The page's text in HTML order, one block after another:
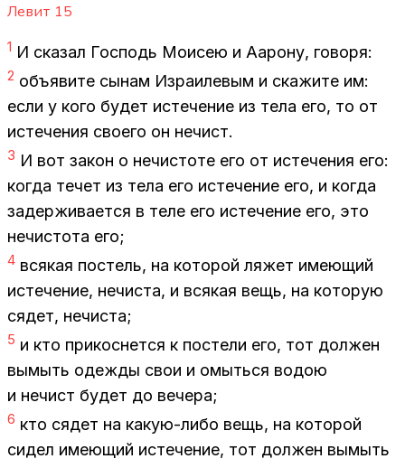
Левит 15
1 И ска­зал Гос­подь Мо­и­сею и Ааро­ну, го­во­ря:
2 объ­яви­те сы­нам Из­ра­и­ле­вым и ска­жи­те им:
если у кого бу­дет ис­те­че­ние из тела его, то от
ис­те­че­ния сво­е­го он нечист.
3 И вот за­кон о нечи­сто­те его от ис­те­че­ния его:
ко­гда те­чет из тела его ис­те­че­ние его, и ко­гда
за­дер­жи­ва­ет­ся в теле его ис­те­че­ние его, это
нечи­сто­та его;
4 вся­кая по­стель, на ко­то­рой ля­жет име­ю­щий
ис­те­че­ние, нечи­ста, и вся­кая вещь, на ко­то­рую
ся­дет, нечи­ста;
5 и кто при­кос­нет­ся к по­сте­ли его, тот дол­жен
вы­мыть одеж­ды свои и омыть­ся во­дою
и нечист бу­дет до ве­че­ра;
6 кто ся­дет на ка­кую-либо вещь, на ко­то­рой
си­дел име­ю­щий ис­те­че­ние, тот дол­жен вы­мыть